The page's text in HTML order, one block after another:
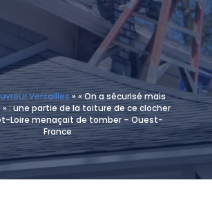
Versailles»« On a sécurisé mais
» : une partie de la toiture de ce clocher
Loire menaçait de tomber – Ouest-
France